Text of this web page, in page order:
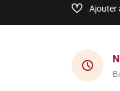
Ajouter